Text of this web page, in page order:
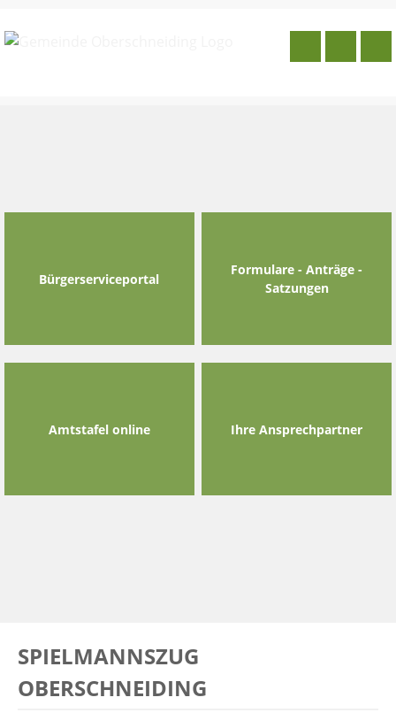
Bürgerserviceportal
Formulare - Anträge -
Satzungen
Amtstafel online Ihre Ansprechpartner
SPIELMANNSZUG
OBERSCHNEIDING